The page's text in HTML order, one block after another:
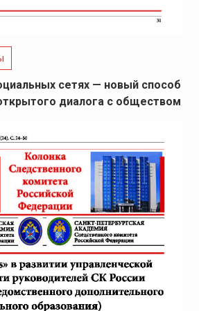
сетях — новый способ
диалога с обществом